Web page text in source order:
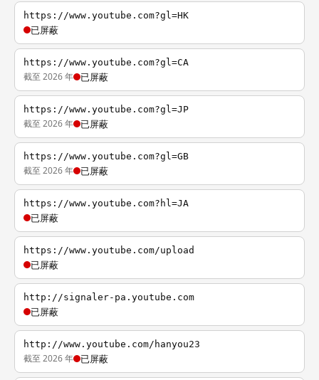
https://www.youtube.com?gl=HK
已屏蔽
https://www.youtube.com?gl=CA
截至 2026 年 已屏蔽
https://www.youtube.com?gl=JP
截至 2026 年 已屏蔽
https://www.youtube.com?gl=GB
截至 2026 年 已屏蔽
https://www.youtube.com?hl=JA
已屏蔽
https://www.youtube.com/upload
已屏蔽
http://signaler-pa.youtube.com
已屏蔽
http://www.youtube.com/hanyou23
截至 2026 年 已屏蔽